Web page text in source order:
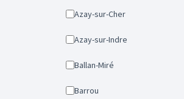
Azay-sur-Cher
Azay-sur-Indre
Ballan-Miré
Barrou